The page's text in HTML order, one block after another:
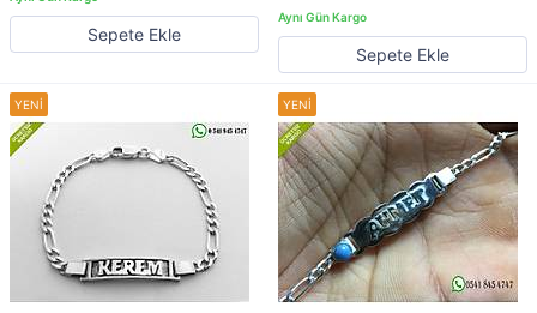
Sepete Ekle
Sepete Ekle